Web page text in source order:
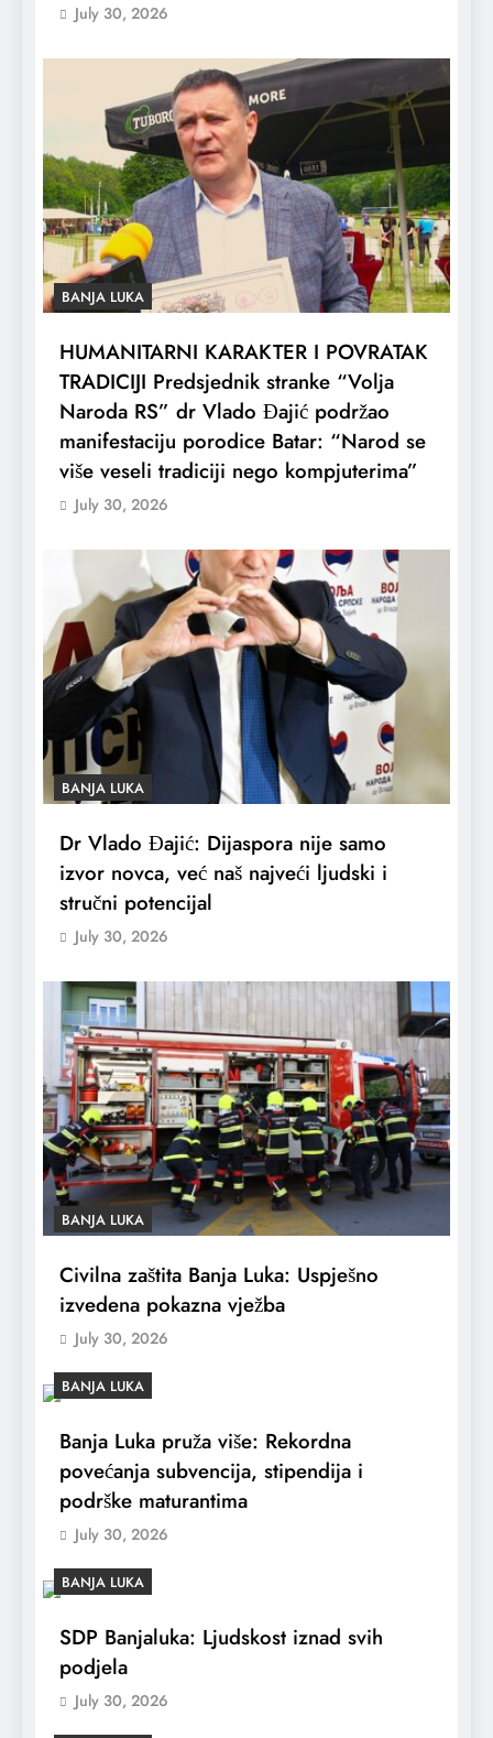
July 30, 2026
BANJA LUKA
HUMANITARNI KARAKTER I POVRATAK
TRADICIJI Predsjednik stranke “Volja
Naroda RS” dr Vlado Đajić podržao
manifestaciju porodice Batar: “Narod se
više veseli tradiciji nego kompjuterima”
July 30, 2026
BANJA LUKA
Dr Vlado Đajić: Dijaspora nije samo
izvor novca, već naš najveći ljudski i
stručni potencijal
July 30, 2026
BANJA LUKA
Civilna zaštita Banja Luka: Uspješno
izvedena pokazna vježba
July 30, 2026
BANJA LUKA
Banja Luka pruža više: Rekordna
povećanja subvencija, stipendija i
podrške maturantima
July 30, 2026
BANJA LUKA
SDP Banjaluka: Ljudskost iznad svih
podjela
July 30, 2026